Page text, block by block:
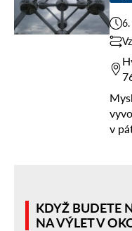
v
KDYŽ BUDETE
NA VÝLET V